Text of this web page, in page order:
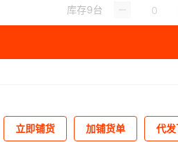
库存9台
立即铺货 加铺货单 代